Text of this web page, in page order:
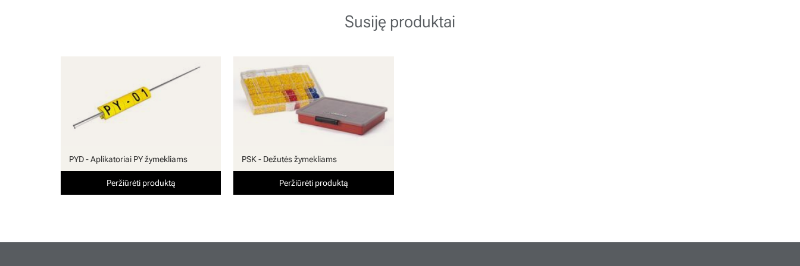
Susiję produktai
PYD - Aplikatoriai PY žymekliams
Peržiūrėti produktą
PSK - Dežutės žymekliams
Peržiūrėti produktą